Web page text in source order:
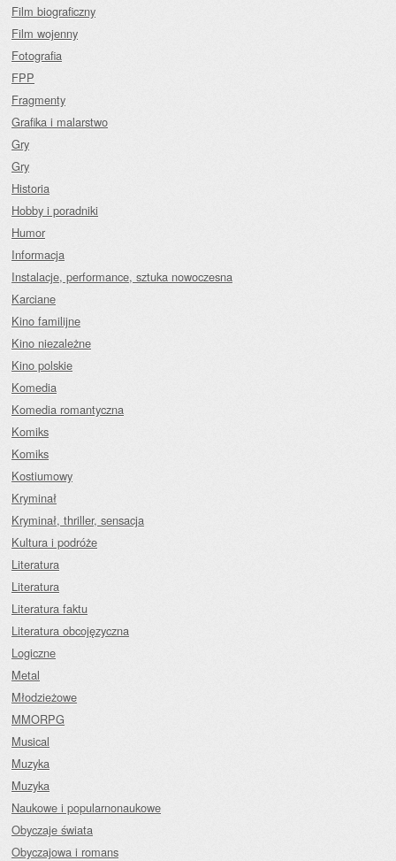
Film biograficzny
Film wojenny
Fotografia
FPP
Fragmenty
Grafika i malarstwo
Gry
Gry
Historia
Hobby i poradniki
Humor
Informacja
Instalacje, performance, sztuka nowoczesna
Karciane
Kino familijne
Kino niezależne
Kino polskie
Komedia
Komedia romantyczna
Komiks
Komiks
Kostiumowy
Kryminał
Kryminał, thriller, sensacja
Kultura i podróże
Literatura
Literatura
Literatura faktu
Literatura obcojęzyczna
Logiczne
Metal
Młodzieżowe
MMORPG
Musical
Muzyka
Muzyka
Naukowe i popularnonaukowe
Obyczaje świata
Obyczajowa i romans